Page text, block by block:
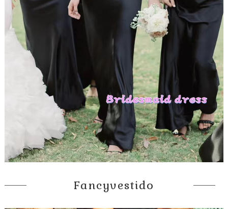
Fancyvestido